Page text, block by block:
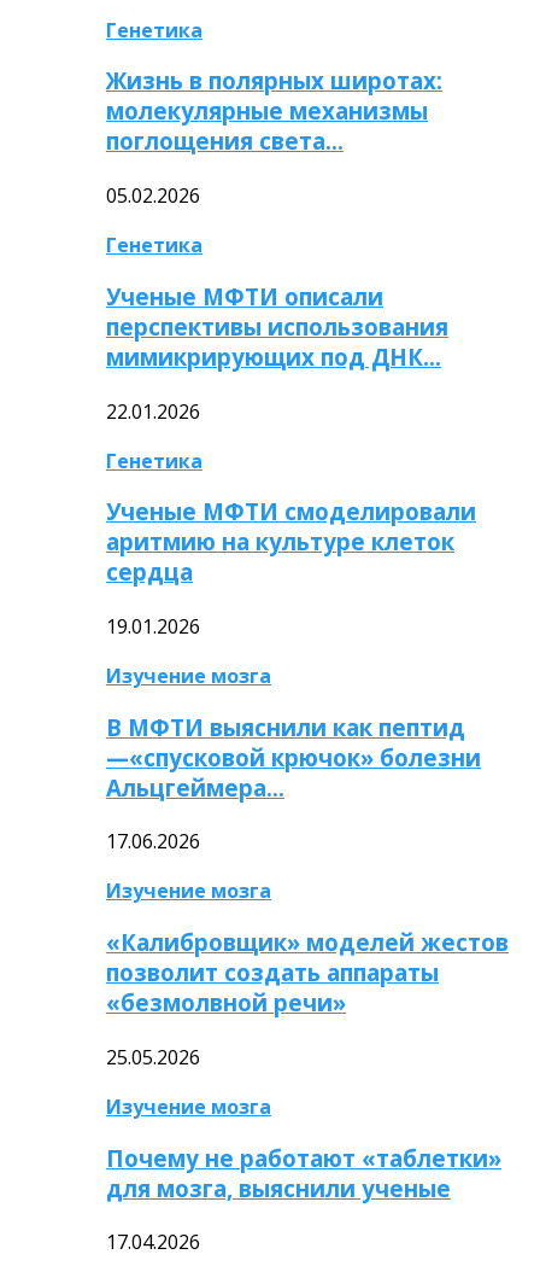
Генетика
Жизнь в полярных широтах:
молекулярные механизмы
поглощения света…
05.02.2026
Генетика
Ученые МФТИ описали
перспективы использования
мимикрирующих под ДНК…
22.01.2026
Генетика
Ученые МФТИ смоделировали
аритмию на культуре клеток
сердца
19.01.2026
Изучение мозга
В МФТИ выяснили как пептид
—«спусковой крючок» болезни
Альцгеймера…
17.06.2026
Изучение мозга
«Калибровщик» моделей жестов
позволит создать аппараты
«безмолвной речи»
25.05.2026
Изучение мозга
Почему не работают «таблетки»
для мозга, выяснили ученые
17.04.2026